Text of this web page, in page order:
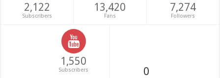
2,122
Subscribers
13,420
Fans
7,274
Followers
1,550
Subscribers 0